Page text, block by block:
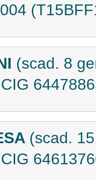
(scad. 8
(scad.